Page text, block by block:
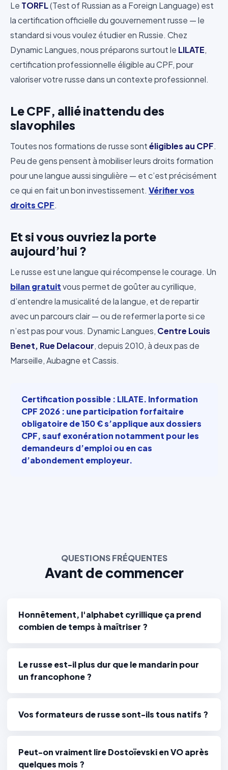
Le TORFL(Test of Russian as a Foreign Language) est
la certification officielle du gouvernement russe — le
standard si vous voulez étudier en Russie. Chez
Dynamic Langues, nous préparons surtout le LILATE,
certification professionnelle éligible au CPF, pour
valoriser votre russe dans un contexte professionnel.
Le CPF, allié inattendu des
slavophiles
Toutes nos formations de russe sontéligibles au CPF.
Peu de gens pensent à mobiliser leurs droits formation
pour une langue aussi singulière — et c’est précisément
ce qui en fait un bon investissement. Vérifier vos
droits CPF.
Et si vous ouvriez la porte
aujourd’hui ?
Le russe est une langue qui récompense le courage. Un
bilan gratuitvous permet de goûter au cyrillique,
d’entendre la musicalité de la langue, et de repartir
avec un parcours clair — ou de refermer la porte si ce
n’est pas pour vous. Dynamic Langues, Centre Louis
Benet, Rue Delacour, depuis 2010, à deux pas de
Marseille, Aubagne et Cassis.
Certification possible : LILATE. Information
CPF 2026 : une participation forfaitaire
obligatoire de 150 € s’applique aux dossiers
CPF, sauf exonération notamment pour les
demandeurs d’emploi ou en cas
d’abondement employeur.
QUESTIONS FRÉQUENTES
Avant de commencer
Honnêtement, l'alphabet cyrillique ça prend
combien de temps à maîtriser ?
Le russe est-il plus dur que le mandarin pour
un francophone ?
Vos formateurs de russe sont-ils tous natifs ?
Peut-on vraiment lire Dostoïevski en VO après
quelques mois ?